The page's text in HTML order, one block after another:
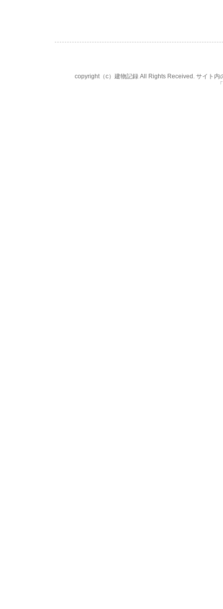
copyright（c）建物記録 All Rights Received. サイト